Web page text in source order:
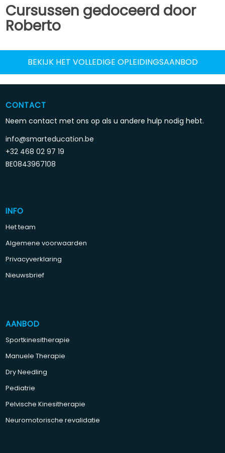
Cursussen gedoceerd door
Roberto
BEKIJK HET VOLLEDIGE OPLEIDINGSAANBOD
CONTACT
Neem contact met ons op als u andere hulp nodig hebt.
info@smarteducation.be
+32 468 02 97 19
BE0843967108
INFO
Het team
Algemene voorwaarden
Privacyverklaring
Nieuwsbrief
AANBOD
Sportkinesitherapie
Manuele Therapie
Dry Needling
Pediatrie
Pelvische Kinesitherapie
Neuromotorische revalidatie